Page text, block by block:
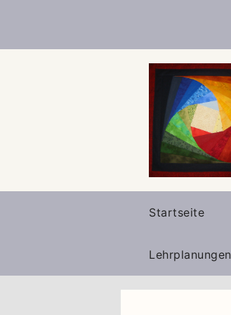
Startseite
Lehrplanungen